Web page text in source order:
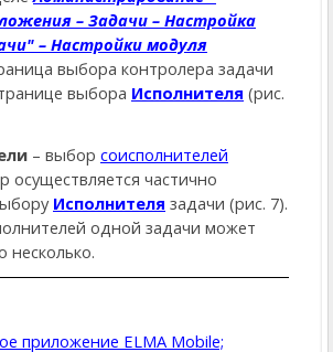
– Задачи – Настройка
– Настройки модуля
выбора контролера задачи
выбора Исполнителя (рис.
– выбор соисполнителей
осуществляется частично
Исполнителя задачи (рис. 7).
одной задачи может
несколько.
приложение ELMA Mobile;